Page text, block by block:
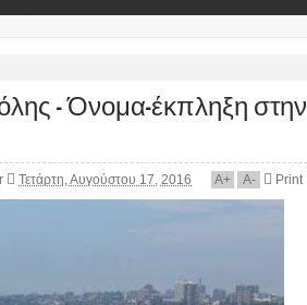
- Όνομα-έκπληξη στην
Τετάρτη, Αυγούστου 17, 2016 A+ A- Print